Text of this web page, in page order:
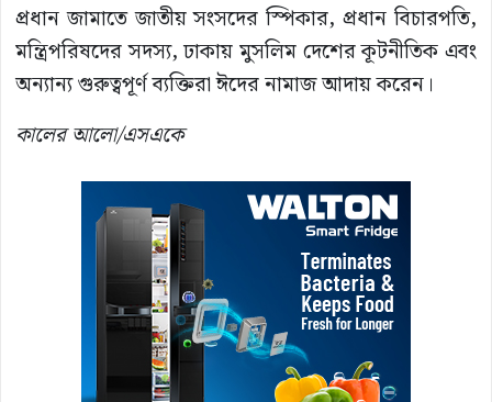
প্রধান জামাতে জাতীয় সংসদের স্পিকার, প্রধান বিচারপতি,
মন্ত্রিপরিষদের সদস্য, ঢাকায় মুসলিম দেশের কূটনীতিক এবং
অন্যান্য গুরুত্বপূর্ণ ব্যক্তিরা ঈদের নামাজ আদায় করেন।
কালের আলো/এসএকে